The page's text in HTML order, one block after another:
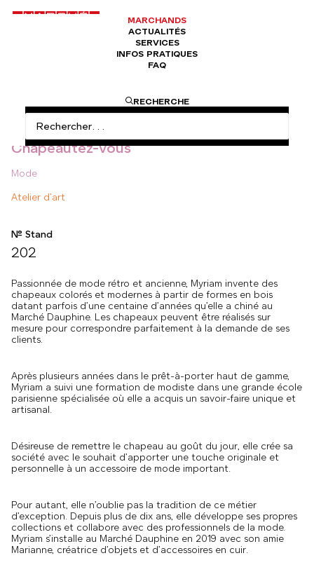
MARCHANDS
ACTUALITÉS
SERVICES
INFOS PRATIQUES
FAQ
RECHERCHE
Chapeautez-vous
Mode
Atelier d’art
N° Stand
202
Passionnée de mode rétro et ancienne, Myriam invente des
chapeaux colorés et modernes à partir de formes en bois
datant parfois d’une centaine d’années qu’elle a chiné au
Marché Dauphine. Les chapeaux peuvent être réalisés sur
mesure pour correspondre parfaitement à la demande de ses
clients.
Après plusieurs années dans le prêt-à-porter haut de gamme,
Myriam a suivi une formation de modiste dans une grande école
parisienne spécialisée où elle a acquis un savoir-faire unique et
artisanal.
Désireuse de remettre le chapeau au goût du jour, elle crée sa
société avec le souhait d’apporter une touche originale et
personnelle à un accessoire de mode important.
Pour autant, elle n’oublie pas la tradition de ce métier
d’exception. Depuis plus de dix ans, elle développe ses propres
collections et collabore avec des professionnels de la mode.
Myriam s’installe au Marché Dauphine en 2019 avec son amie
Marianne, créatrice d’objets et d’accessoires en cuir.